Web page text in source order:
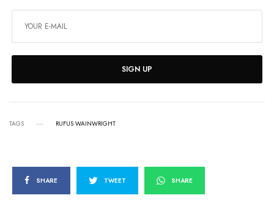
SIGN UP
TAGS RUFUS WAINWRIGHT
SHARE TWEET SHARE